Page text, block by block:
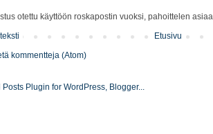
otettu käyttöön roskapostin vuoksi, pahoittelen asiaa.
Etusivu
kommentteja (Atom)